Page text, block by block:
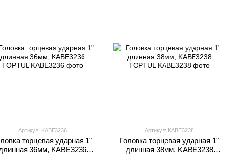
Артикул: KABE3236
торцевая ударная 1"
длинная 36мм, KABE3236
Артикул: KABE3238
Головка торцевая ударная 1"
длинная 38мм, KABE3238